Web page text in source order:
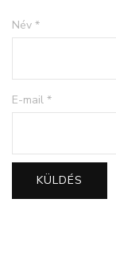
Név *
E-mail *